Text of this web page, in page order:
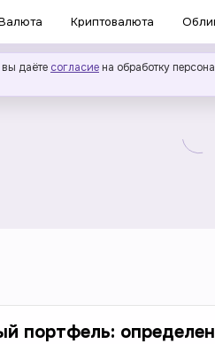
Криптовалюта
даёте согласие на обработку
портфель: